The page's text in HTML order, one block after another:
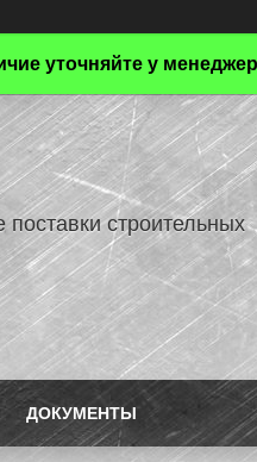
уточняйте у
строительных
ДОКУМЕНТЫ